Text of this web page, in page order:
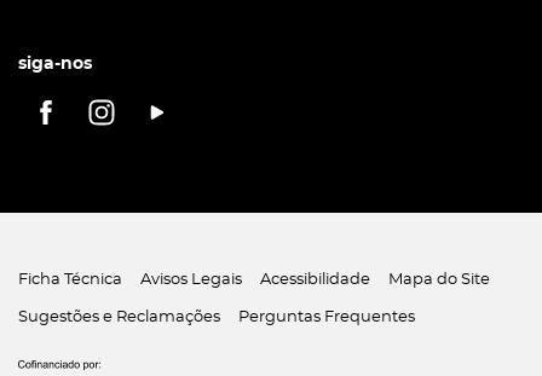
siga-nos
Ficha Técnica Avisos Legais Acessibilidade Mapa do Site
Sugestões e Reclamações Perguntas Frequentes